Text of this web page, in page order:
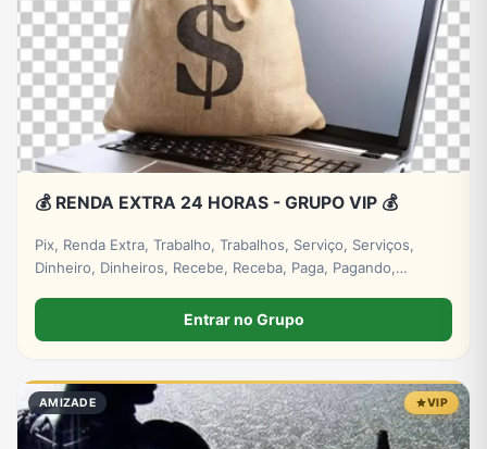
💰 RENDA EXTRA 24 HORAS - GRUPO VIP 💰
Pix, Renda Extra, Trabalho, Trabalhos, Serviço, Serviços,
Dinheiro, Dinheiros, Recebe, Receba, Paga, Pagando,
#grupos #grupo #whatsappEntrar no Grupo
AMIZADE VIP